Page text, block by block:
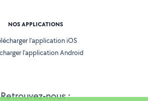
Retrouvez-nous :
NOS APPLICATIONS
l’application iOS
l’application Android